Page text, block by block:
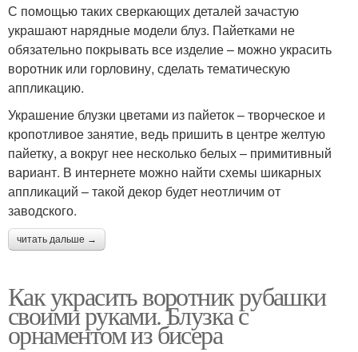
С помощью таких сверкающих деталей зачастую
украшают нарядные модели блуз. Пайетками не
обязательно покрывать все изделие – можно украсить
воротник или горловину, сделать тематическую
аппликацию.
Украшение блузки цветами из пайеток – творческое и
кропотливое занятие, ведь пришить в центре желтую
пайетку, а вокруг нее несколько белых – примитивный
вариант. В интернете можно найти схемы шикарных
аппликаций – такой декор будет неотличим от
заводского.
читать дальше →
Как украсить воротник рубашки
своими руками. Блузка с
орнаментом из бисера